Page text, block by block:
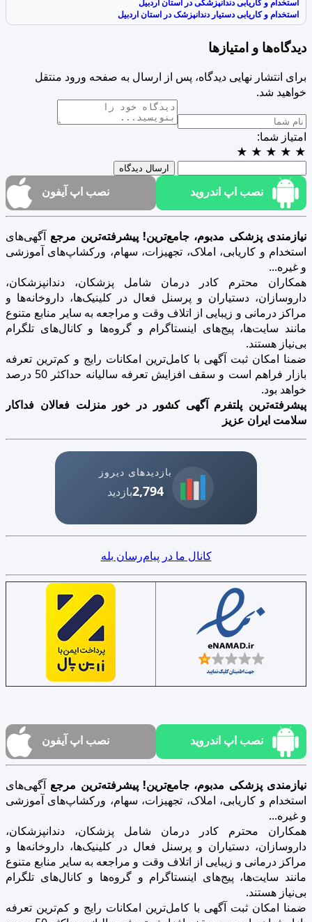
استخدام و کاریابی دندانپزشکی در استان اردبیل
استخدام و کاریابی دستیار دندانپزشک در استان اردبیل
دیدگاه‌ها و امتیازها
برای انتشار نهایی دیدگاه، پس از ارسال به صفحه ورود منتقل
خواهید شد.
امتیاز شما:
★
★
★
★
★
ارسال دیدگاه
نصب اپ اندروید نصب اپ آیفون
نیازمندی پزشکی مدبوم، جامع‌ترین! پیشرفته‌ترین مرجع آگهی‌های
استخدام و کاریابی، املاک، تجهیزات، سهام، ورکشاپ‌های آموزشی
و غیره...
همکاران محترم کادر درمان شامل پزشکان، دندانپزشکان،
داروسازان، دستیاران و پرسنل فعال در کلینیک‌ها، داروخانه‌ها و
مراکز درمانی و زیبایی از اتلاف وقت و مراجعه به سایر منابع متنوع
مانند سایت‌ها، پیج‌های اینستاگرام و گروه‌ها و کانال‌های تلگرام
بی‌نیاز هستند.
ضمنا امکان ثبت آگهی با کامل‌ترین امکانات رایج و کم‌ترین تعرفه
بازار فراهم است و سقف افزایش تعرفه سالیانه حداکثر 50 درصد
خواهد بود.
پیشرفته‌ترین پلتفرم آگهی کشور در خور منزلت فعالان فداکار
سلامت ایران عزیز
بازدیدهای دیروز
2,794بازدید
کانال ما در پیام‌رسان بله
نصب اپ اندروید نصب اپ آیفون
نیازمندی پزشکی مدبوم، جامع‌ترین! پیشرفته‌ترین مرجع آگهی‌های
استخدام و کاریابی، املاک، تجهیزات، سهام، ورکشاپ‌های آموزشی
و غیره...
همکاران محترم کادر درمان شامل پزشکان، دندانپزشکان،
داروسازان، دستیاران و پرسنل فعال در کلینیک‌ها، داروخانه‌ها و
مراکز درمانی و زیبایی از اتلاف وقت و مراجعه به سایر منابع متنوع
مانند سایت‌ها، پیج‌های اینستاگرام و گروه‌ها و کانال‌های تلگرام
بی‌نیاز هستند.
ضمنا امکان ثبت آگهی با کامل‌ترین امکانات رایج و کم‌ترین تعرفه